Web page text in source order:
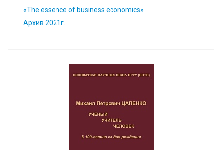
«The essence of business economics»
Архив 2021г.